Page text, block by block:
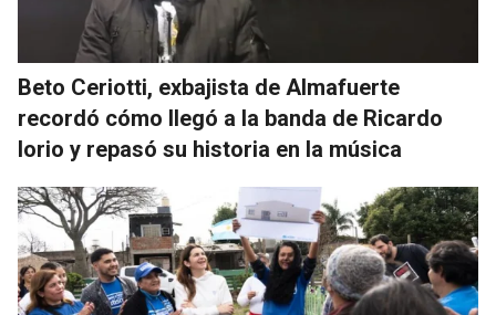
Beto Ceriotti, exbajista de Almafuerte
recordó cómo llegó a la banda de Ricardo
Iorio y repasó su historia en la música